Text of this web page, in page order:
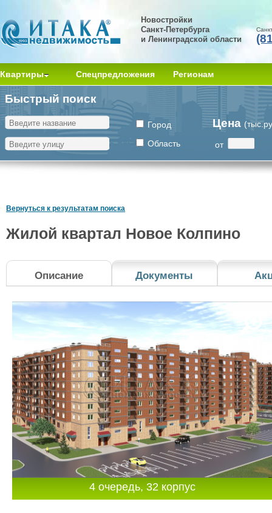
Новостройки
Санкт-Петербурга
и Ленинградской области
Квартиры Спецпредложения Регионам
Быстрый поиск
Город
Область
Цена
от
Вернуться к результатам поиска
Жилой квартал Новое Колпино
Описание Документы
4 очередь, 32 корпус